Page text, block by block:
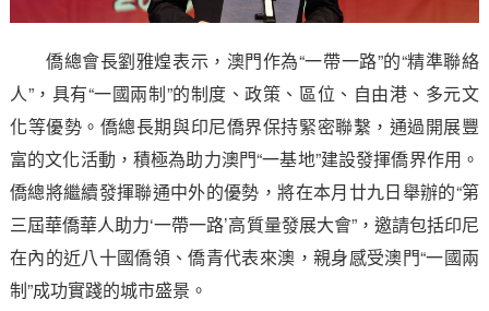
僑總會長劉雅煌表示，澳門作為“一帶一路”的“精準聯絡
人”，具有“一國兩制”的制度、政策、區位、自由港、多元文
化等優勢。僑總長期與印尼僑界保持緊密聯繫，通過開展豐
富的文化活動，積極為助力澳門“一基地”建設發揮僑界作用。
僑總將繼續發揮聯通中外的優勢，將在本月廿九日舉辦的“第
三屆華僑華人助力‘一帶一路’高質量發展大會”，邀請包括印尼
在內的近八十國僑領、僑青代表來澳，親身感受澳門“一國兩
制”成功實踐的城市盛景。